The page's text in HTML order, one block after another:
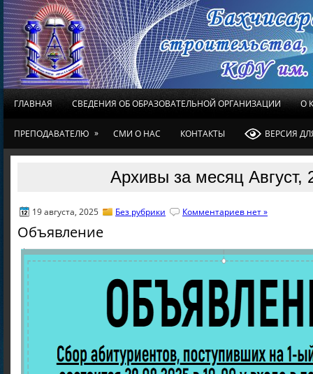
ГЛАВНАЯ СВЕДЕНИЯ ОБ ОБРАЗОВАТЕЛЬНОЙ ОРГАНИЗАЦИИ О
ПРЕПОДАВАТЕЛЮ » СМИ О НАС КОНТАКТЫ ВЕРСИЯ
Архивы за месяц Август,
19 августа, 2025 Без рубрики Комментариев нет »
Объявление